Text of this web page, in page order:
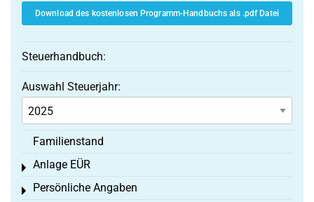
Download des kostenlosen Programm-Handbuchs als .pdf Datei
Steuerhandbuch:
Auswahl Steuerjahr:
Familienstand
Anlage EÜR
Toggle menu
Persönliche Angaben
Toggle menu